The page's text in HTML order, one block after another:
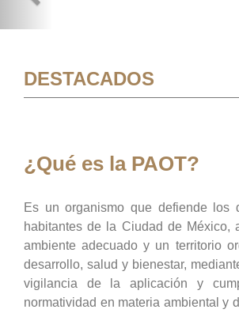
DESTACADOS
¿Qué es la PAOT?
Es un organismo que defiende los
habitantes de la Ciudad de México,
ambiente adecuado y un territorio
desarrollo, salud y bienestar,
vigilancia de la aplicación y
normatividad en materia ambiental y